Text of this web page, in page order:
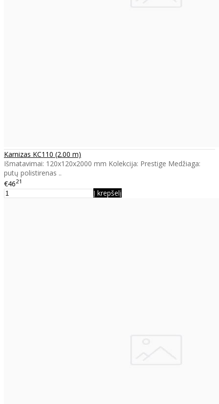
Karnizas KC110 (2.00 m)
Išmatavimai: 120x120x2000 mm Kolekcija: Prestige Medžiaga:
putų polistirenas ..
€4621
Į krepšelį